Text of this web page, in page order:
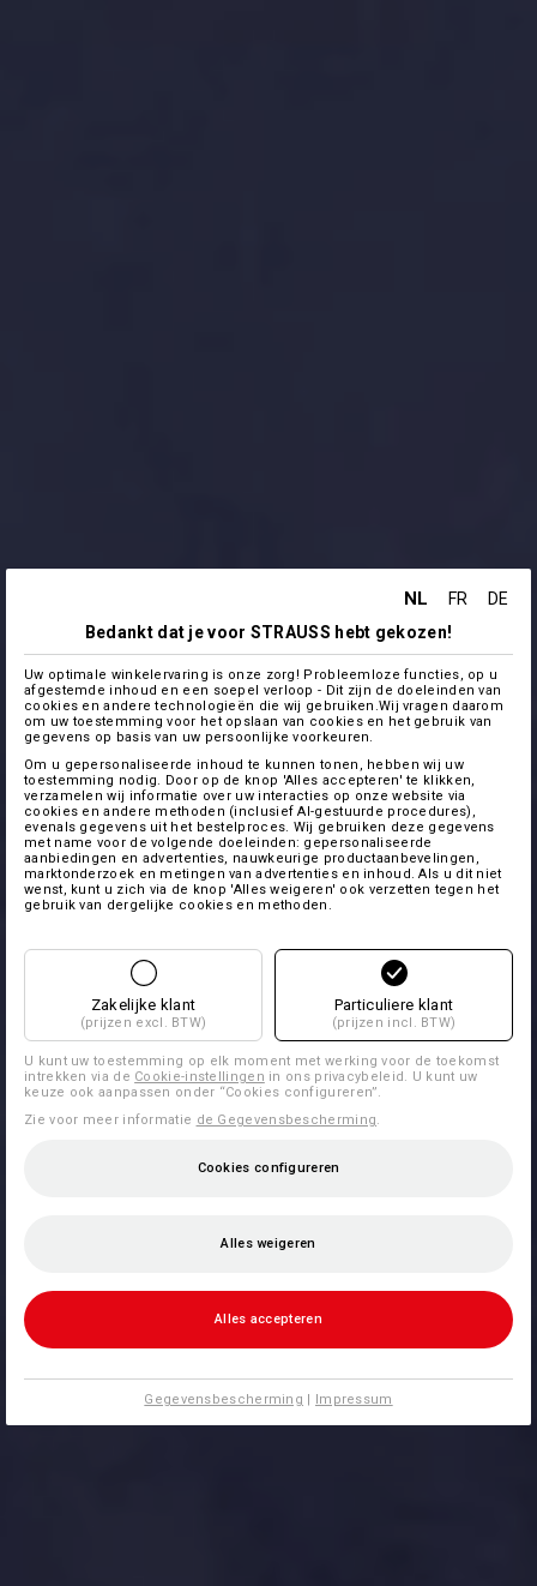
NL FR
DE
Bedankt dat je voor STRAUSS hebt gekozen!
Uw optimale winkelervaring is onze zorg! Probleemloze functies, op u
afgestemde inhoud en een soepel verloop - Dit zijn de doeleinden van
cookies en andere technologieën die wij gebruiken.Wij vragen daarom
om uw toestemming voor het opslaan van cookies en het gebruik van
gegevens op basis van uw persoonlijke voorkeuren.
Om u gepersonaliseerde inhoud te kunnen tonen, hebben wij uw
toestemming nodig. Door op de knop 'Alles accepteren' te klikken,
verzamelen wij informatie over uw interacties op onze website via
cookies en andere methoden (inclusief AI-gestuurde procedures),
evenals gegevens uit het bestelproces. Wij gebruiken deze gegevens
met name voor de volgende doeleinden: gepersonaliseerde
aanbiedingen en advertenties, nauwkeurige productaanbevelingen,
marktonderzoek en metingen van advertenties en inhoud. Als u dit niet
wenst, kunt u zich via de knop 'Alles weigeren' ook verzetten tegen het
gebruik van dergelijke cookies en methoden.
Zakelijke klant
(prijzen excl. BTW)
Particuliere klant
(prijzen incl. BTW)
U kunt uw toestemming op elk moment met werking voor de toekomst
intrekken via de Cookie-instellingen in ons privacybeleid. U kunt uw
keuze ook aanpassen onder “Cookies configureren”.
Zie voor meer informatie de Gegevensbescherming.
Cookies configureren
Alles weigeren
Alles accepteren
Gegevensbescherming | Impressum